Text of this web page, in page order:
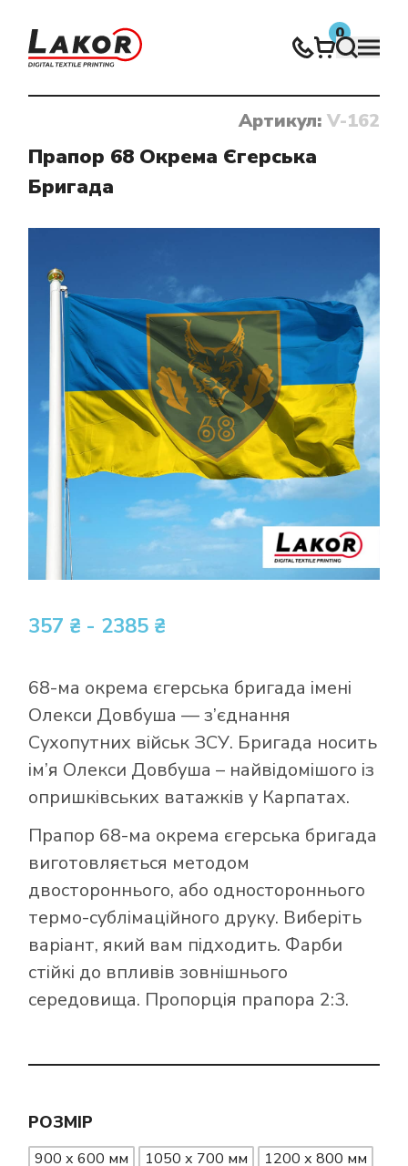
0
Нічого не знайденоАртикул: V-162
Прапор 68 Окрема Єгерська
Бригада
357 ₴ - 2385 ₴
68-ма окрема єгерська бригада імені
Олекси Довбуша — з’єднання
Сухопутних військ ЗСУ. Бригада носить
ім’я Олекси Довбуша – найвідомішого із
опришківських ватажків у Карпатах.
Прапор 68-ма окрема єгерська бригада
виготовляється методом
двостороннього, або одностороннього
термо-сублімаційного друку. Виберіть
варіант, який вам підходить. Фарби
стійкі до впливів зовнішнього
середовища. Пропорція прапора 2:3.
РОЗМІР
900 х 600 мм 1050 х 700 мм
1200 х 800 мм